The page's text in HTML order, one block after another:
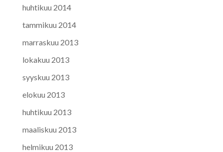
huhtikuu 2014
tammikuu 2014
marraskuu 2013
lokakuu 2013
syyskuu 2013
elokuu 2013
huhtikuu 2013
maaliskuu 2013
helmikuu 2013